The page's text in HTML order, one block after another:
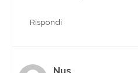
Rispondi